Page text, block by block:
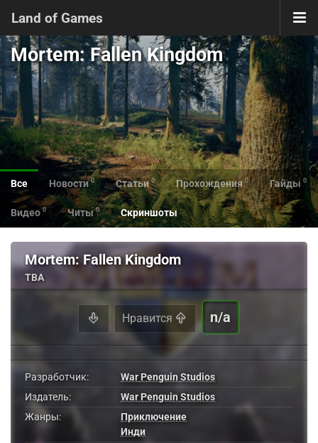
Land of Games
Mortem: Fallen Kingdom
Все Новости 0 Статьи 0 Прохождения 0 Гайды 0
Видео 0 Читы 0 Скриншоты
Mortem: Fallen Kingdom
TBA
Нравится n/a
Разработчик:
War Penguin Studios
Издатель:
War Penguin Studios
Жанры:
Приключение
Инди